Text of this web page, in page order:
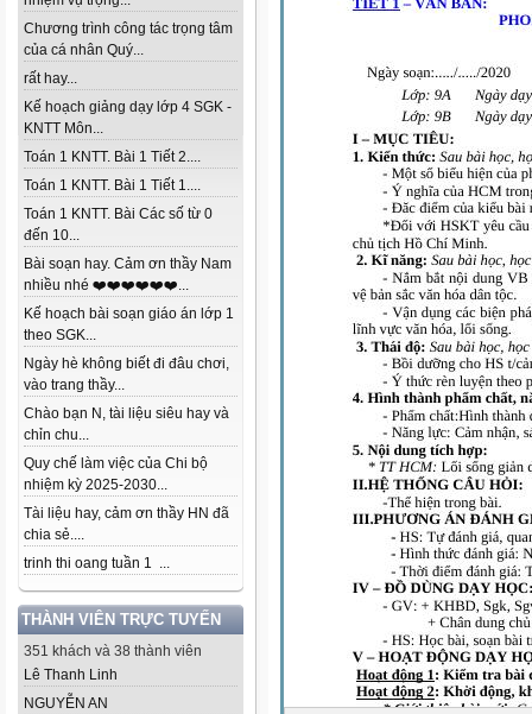
Chương trình công tác trọng tâm
của cá nhân Quý...
rất hay...
Kế hoạch giảng dạy lớp 4 SGK -
KNTT Môn...
Toán 1 KNTT. Bài 1 Tiết 2....
Toán 1 KNTT. Bài 1 Tiết 1....
Toán 1 KNTT. Bài Các số từ 0
đến 10...
Bài soạn hay. Cảm ơn thầy Nam
nhiều nhé ❤️❤️❤️❤️❤️❤️...
Kế hoạch bài soạn giáo án lớp 1
theo SGK...
Ngày hè không biết đi đâu chơi,
vào trang thầy...
Chào bạn N, tài liệu siêu hay và
chỉn chu...
Quy chế làm việc của Chi bộ
nhiệm kỳ 2025-2030...
Tài liệu hay, cảm ơn thầy HN đã
chia sẻ....
trinh thi oang tuần 1 ...
THÀNH VIÊN TRỰC TUYẾN
351 khách và 38 thành viên
Lê Thanh Linh
NGUYỄN AN